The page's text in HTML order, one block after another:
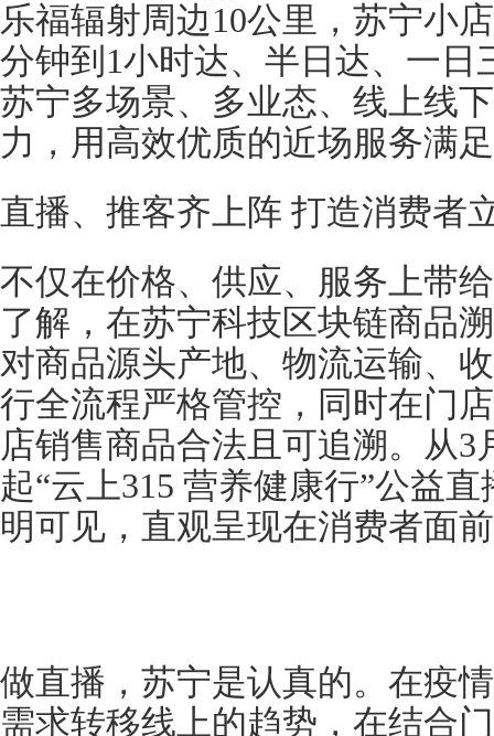
乐福辐射周边10公里，苏宁小
分钟到1小时达、半日达、一日
苏宁多场景、多业态、线上线
力，用高效优质的近场服务满
直播、推客齐上阵 打造消费者
不仅在价格、供应、服务上带
了解，在苏宁科技区块链商品
对商品源头产地、物流运输、
行全流程严格管控，同时在门
店销售商品合法且可追溯。从3
起“云上315 营养健康行”公益
明可见，直观呈现在消费者面
做直播，苏宁是认真的。在疫
需求转移线上的趋势，在结合